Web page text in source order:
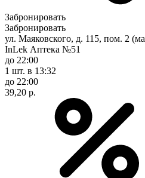
Забронировать
Забронировать
ул. Маяковского, д. 115, пом. 2
InLek Аптека №51
до 22:00
1 шт. в 13:32
до 22:00
39,20 р.